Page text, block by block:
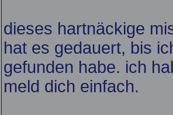
dieses hartnäckige
hat es gedauert, bis
gefunden habe. ich
meld dich einfach.